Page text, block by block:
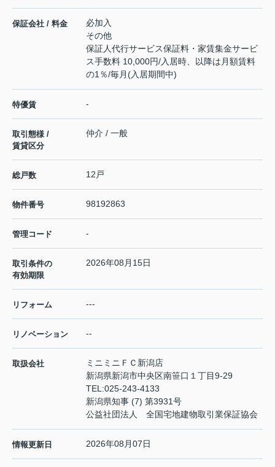
保証会社 / 料金
必加入
その他
保証人代行サービス保証料・家賃集金サービ
ス手数料 10,000円/入居時、以降は月額賃料
の1％/毎月(入居期間中)
特優賃 -
取引態様 /
賃貸区分
仲介 / 一般
総戸数 12戸
物件番号 98192863
管理コード -
取引条件の
有効期限
2026年08月15日
リフォーム ---
リノベーション --
取扱会社
ミニミニＦＣ新潟店
新潟県新潟市中央区南笹口１丁目9-29
TEL:025-243-4133
新潟県知事 (7) 第3931号
公益社団法人 全国宅地建物取引業保証協会
情報更新日 2026年08月07日